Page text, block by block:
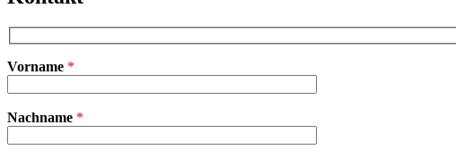
Vorname *
lasse
Nachname *